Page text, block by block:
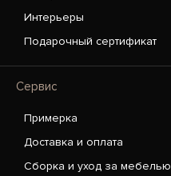
Интерьеры
Подарочный сертификат
Сервис
Примерка
Доставка и оплата
Сборка и уход за мебелью